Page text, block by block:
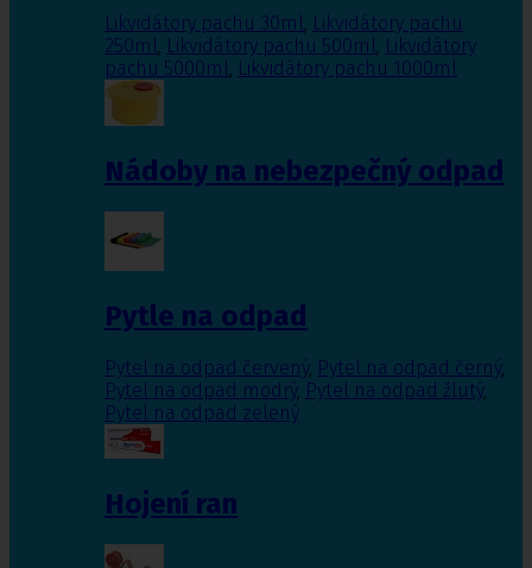
Likvidátory pachu 30ml, Likvidátory pachu
250ml, Likvidátory pachu 500ml, Likvidátory
pachu 5000ml, Likvidátory pachu 1000ml
Nádoby na nebezpečný odpad
Pytle na odpad
Pytel na odpad červený, Pytel na odpad černý,
Pytel na odpad modrý, Pytel na odpad žlutý,
Pytel na odpad zelený
Hojení ran